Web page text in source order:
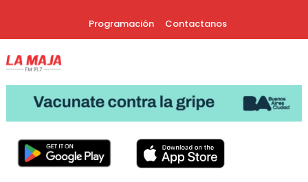
Programación Contactanos
Radio La Maja